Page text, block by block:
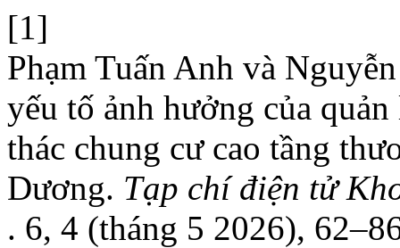
[1]
Phạm Tuấn Anh và
yếu tố ảnh hưởng của
thác chung cư cao tầng
Dương. Tạp chí điện tử
. 6, 4 (tháng 5 2026),